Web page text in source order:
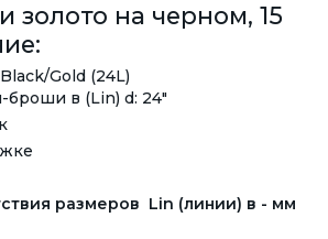
золото на черном, 15
Gold (24L)
в (Lin) d: 24"
размеров Lin (линии) в - мм